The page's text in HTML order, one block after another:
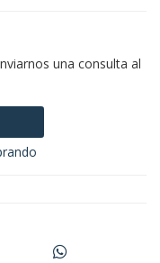
una consulta al